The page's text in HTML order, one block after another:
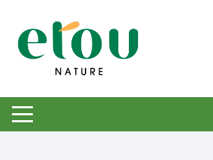
contenu